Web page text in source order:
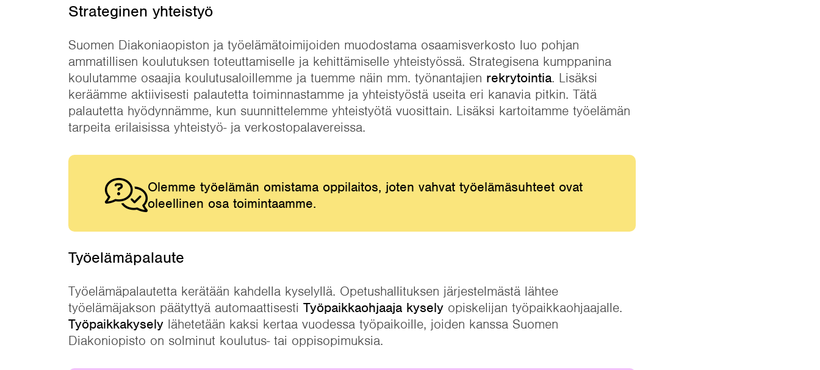
Strateginen yhteistyö
Suomen Diakoniaopiston ja työelämätoimijoiden muodostama osaamisverkosto luo pohjan
ammatillisen koulutuksen toteuttamiselle ja kehittämiselle yhteistyössä. Strategisena kumppanina
koulutamme osaajia koulutusaloillemme ja tuemme näin mm. työnantajien rekrytointia. Lisäksi
keräämme aktiivisesti palautetta toiminnastamme ja yhteistyöstä useita eri kanavia pitkin. Tätä
palautetta hyödynnämme, kun suunnittelemme yhteistyötä vuosittain. Lisäksi kartoitamme työelämän
tarpeita erilaisissa yhteistyö- ja verkostopalavereissa.
Olemme työelämän omistama oppilaitos, joten vahvat työelämäsuhteet ovat
oleellinen osa toimintaamme.
Työelämäpalaute
Työelämäpalautetta kerätään kahdella kyselyllä. Opetushallituksen järjestelmästä lähtee
työelämäjakson päätyttyä automaattisesti Työpaikkaohjaaja kysely opiskelijan työpaikkaohjaajalle.
Työpaikkakysely lähetetään kaksi kertaa vuodessa työpaikoille, joiden kanssa Suomen
Diakoniopisto on solminut koulutus- tai oppisopimuksia.